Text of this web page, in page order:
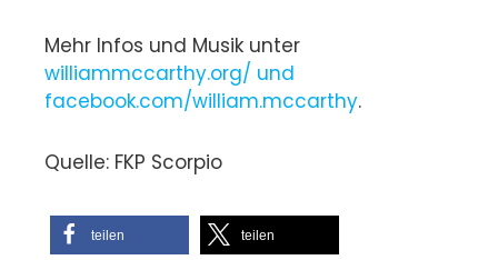
Mehr Infos und Musik unter
williammccarthy.org/ und
facebook.com/william.mccarthy.
Quelle: FKP Scorpio
teilen teilen